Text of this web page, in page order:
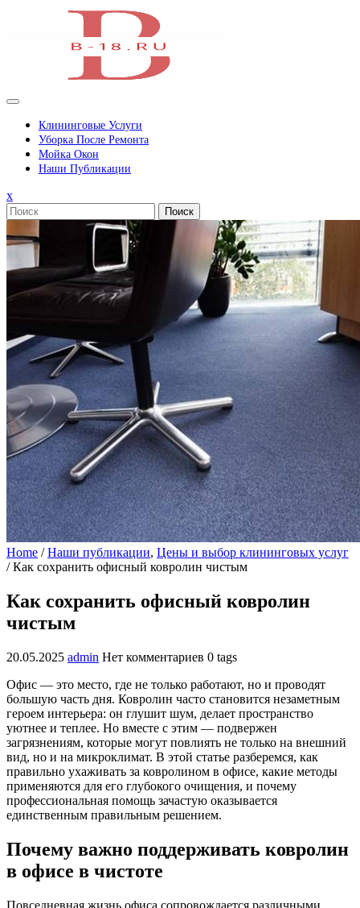
содержимому
Клининговые Услуги
Уборка После Ремонта
Мойка Окон
Наши Публикации
xЗакрыть
меню
Поиск
Home /Наши публикации, Цены и выбор клининговых услуг
/Как сохранить офисный ковролин чистым
Как сохранить офисный ковролин
чистым
20.05.2025 admin Нет комментариев 0 tags
Офис — это место, где не только работают, но и проводят
большую часть дня. Ковролин часто становится незаметным
героем интерьера: он глушит шум, делает пространство
уютнее и теплее. Но вместе с этим — подвержен
загрязнениям, которые могут повлиять не только на внешний
вид, но и на микроклимат. В этой статье разберемся, как
правильно ухаживать за ковролином в офисе, какие методы
применяются для его глубокого очищения, и почему
профессиональная помощь зачастую оказывается
единственным правильным решением.
Почему важно поддерживать ковролин
в офисе в чистоте
Повседневная жизнь офиса сопровождается различными